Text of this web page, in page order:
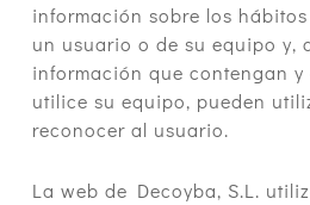
información sobre los
un usuario o de su equipo y,
información que contengan y
utilice su equipo, pueden
reconocer al usuario.
La web de Decoyba, S.L.